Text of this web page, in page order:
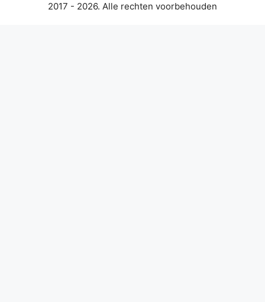
2017 - 2026. Alle rechten voorbehouden